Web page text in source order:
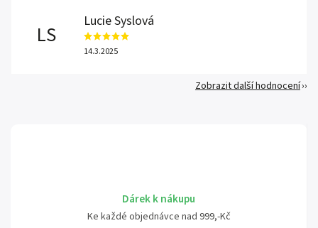
Dárek k nákupu
Ke každé objednávce nad 999,-Kč
LS
Lucie Syslová
14.3.2025
Zobrazit další hodnocení